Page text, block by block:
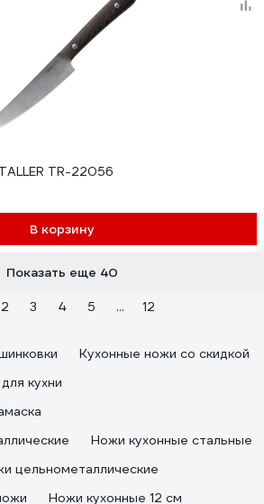
TR-22056
В корзину
Показать еще 40
2 3 4 5 ...
12
Кухонные ножи со скидкой
кухни
Ножи кухонные стальные
цельнометаллические
Ножи кухонные 12 см